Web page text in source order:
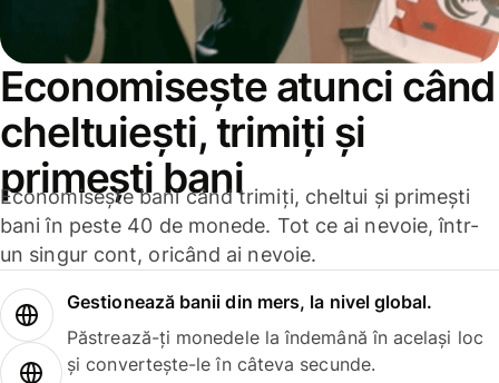
Economisește atunci când
cheltuiești, trimiți și
primești bani
Economisește bani când trimiți, cheltui și primești
bani în peste 40 de monede. Tot ce ai nevoie, într-
un singur cont, oricând ai nevoie.
Gestionează banii din mers, la nivel global.
Păstrează-ți monedele la îndemână în același loc
și convertește-le în câteva secunde.